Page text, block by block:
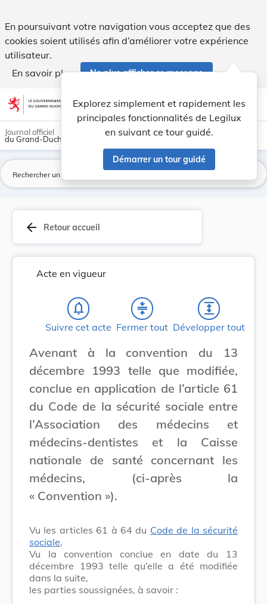
En poursuivant votre navigation vous acceptez que des
cookies soient utilisés afin d’améliorer votre expérience
utilisateur.
En savoir plus
Ne plus afficher ce message
Aller au contenu account_circle help Aide
Explorez simplement et rapidement les
principales fonctionnalités de Legilux
en suivant ce tour guidé.
Démarrer un tour guidé
light_mode dark_mode
Journal officiel
du Grand-Duché de Luxembourg
arrow_back Retour accueil
Acte en vigueur
notifications_none
Suivre cet acte
compress
Fermer tout
expand
Développer tout
Avenant à la convention du 13
décembre 1993 telle que modifiée,
conclue en application de l’article 61
du Code de la sécurité sociale entre
l’Association des médecins et
médecins-dentistes et la Caisse
nationale de santé concernant les
médecins, (ci-après la
« Convention »).
Vu les articles 61 à 64 du Code de la sécurité
sociale,
Vu la convention conclue en date du 13
décembre 1993 telle qu’elle a été modifiée
dans la suite,
les parties soussignées, à savoir :